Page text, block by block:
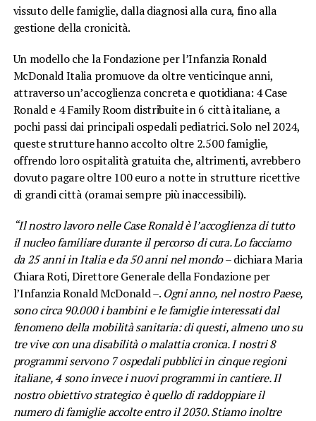
vissuto delle famiglie, dalla diagnosi alla cura, fino alla
gestione della cronicità.
Un modello che la Fondazione per l’Infanzia Ronald
McDonald Italia promuove da oltre venticinque anni,
attraverso un’accoglienza concreta e quotidiana: 4 Case
Ronald e 4 Family Room distribuite in 6 città italiane, a
pochi passi dai principali ospedali pediatrici. Solo nel 2024,
queste strutture hanno accolto oltre 2.500 famiglie,
offrendo loro ospitalità gratuita che, altrimenti, avrebbero
dovuto pagare oltre 100 euro a notte in strutture ricettive
di grandi città (oramai sempre più inaccessibili).
“Il nostro lavoro nelle Case Ronald è l’accoglienza di tutto
il nucleo familiare durante il percorso di cura. Lo facciamo
da 25 anni in Italia e da 50 anni nel mondo– dichiara Maria
Chiara Roti, Direttore Generale della Fondazione per
l’Infanzia Ronald McDonald –. Ogni anno, nel nostro Paese,
sono circa 90.000 i bambini e le famiglie interessati dal
fenomeno della mobilità sanitaria: di questi, almeno uno su
tre vive con una disabilità o malattia cronica. I nostri 8
programmi servono 7 ospedali pubblici in cinque regioni
italiane, 4 sono invece i nuovi programmi in cantiere. Il
nostro obiettivo strategico è quello di raddoppiare il
numero di famiglie accolte entro il 2030. Stiamo inoltre